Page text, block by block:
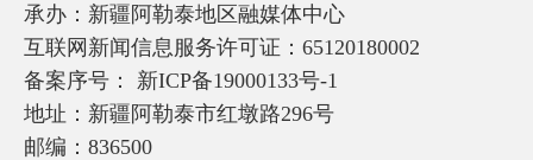
承办：新疆阿勒泰地区融媒体中心
互联网新闻信息服务许可证：65120180002
备案序号： 新ICP备19000133号-1
地址：新疆阿勒泰市红墩路296号
邮编：836500